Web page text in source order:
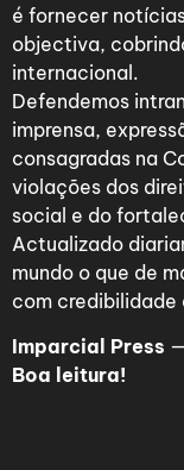
é fornecer
objectiva,
internacional.
Defendemos
imprensa,
consagradas na
violações dos
social e do
Actualizado
mundo o que de
com credibilidade
Imparcial Press —
Boa leitura!